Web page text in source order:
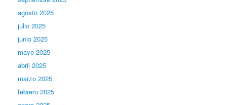
agosto 2025
julio 2025
junio 2025
mayo 2025
abril 2025
marzo 2025
febrero 2025